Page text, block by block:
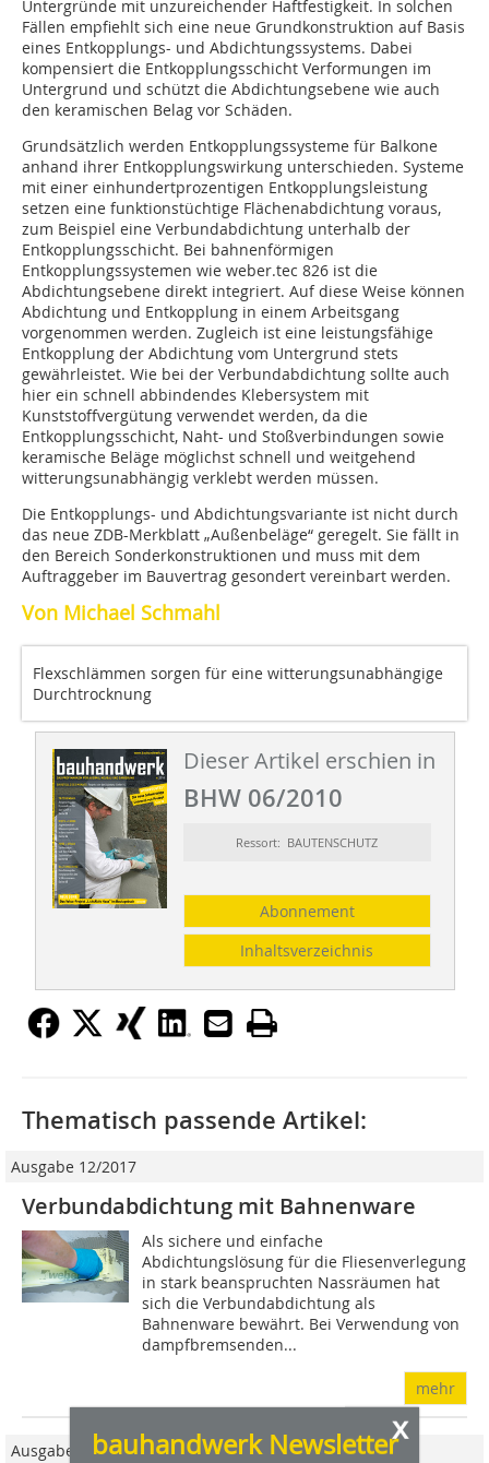
Untergründe mit unzureichender Haftfestigkeit. In solchen
Fällen empfiehlt sich eine neue Grundkonstruktion auf Basis
eines Entkopplungs- und Abdichtungssystems. Dabei
kompensiert die Entkopplungsschicht Verformungen im
Untergrund und schützt die Abdichtungsebene wie auch
den keramischen Belag vor Schäden.
Grundsätzlich werden Entkopplungssysteme für Balkone
anhand ihrer Entkopplungswirkung unterschieden. Systeme
mit einer einhundertprozentigen Entkopplungsleistung
setzen eine funktionstüchtige Flächenabdichtung voraus,
zum Beispiel eine Verbundabdichtung unterhalb der
Entkopplungsschicht. Bei bahnenförmigen
Entkopplungssystemen wie weber.tec 826 ist die
Abdichtungsebene direkt integriert. Auf diese Weise können
Abdichtung und Entkopplung in einem Arbeitsgang
vorgenommen werden. Zugleich ist eine leistungsfähige
Entkopplung der Abdichtung vom Untergrund stets
gewährleistet. Wie bei der Verbundabdichtung sollte auch
hier ein schnell abbindendes Klebersystem mit
Kunststoffvergütung verwendet werden, da die
Entkopplungsschicht, Naht- und Stoßverbindungen sowie
keramische Beläge möglichst schnell und weitgehend
witterungsunabhängig verklebt werden müssen.
Die Entkopplungs- und Abdichtungsvariante ist nicht durch
das neue ZDB-Merkblatt „Außenbeläge“ geregelt. Sie fällt in
den Bereich Sonderkonstruktionen und muss mit dem
Auftraggeber im Bauvertrag gesondert vereinbart werden.
Von Michael Schmahl
Flexschlämmen sorgen für eine witterungsunabhängige
Durchtrocknung
Dieser Artikel erschien in
BHW 06/2010
Ressort: BAUTENSCHUTZ
Abonnement
Inhaltsverzeichnis
x
bauhandwerk Newsletter
Thematisch passende Artikel:
Ausgabe 12/2017
Verbundabdichtung mit Bahnenware
Als sichere und einfache
Abdichtungslösung für die Fliesenverlegung
in stark beanspruchten Nassräumen hat
sich die Verbundabdichtung als
Bahnenware ­bewährt. Bei Verwendung von
dampfbremsenden...
mehr
Ausgabe 06/2022